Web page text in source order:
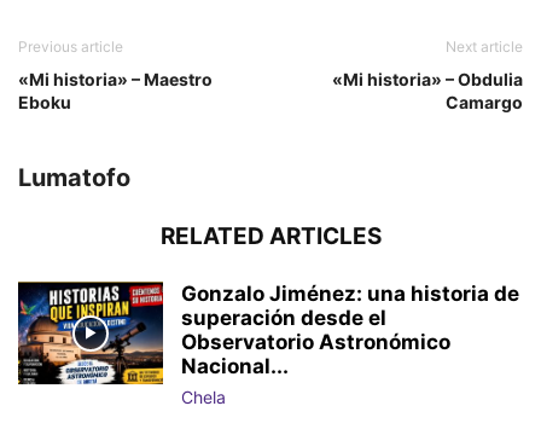
Previous article
«Mi historia» – Maestro
Eboku
Next article
«Mi historia» – Obdulia
Camargo
Lumatofo
RELATED ARTICLES
Gonzalo Jiménez: una historia de
superación desde el
Observatorio Astronómico
Nacional...
Chela